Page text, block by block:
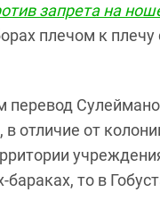
запрета на
плечом к плечу
отличие от
то в